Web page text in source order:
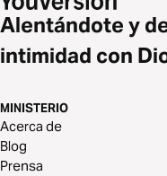
Alentándote y
intimidad con
MINISTERIO
Acerca de
Blog
Prensa